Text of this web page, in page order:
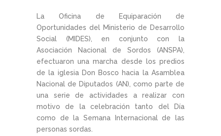
La Oficina de Equiparación de
Oportunidades del Ministerio de Desarrollo
Social (MIDES), en conjunto con la
Asociación Nacional de Sordos (ANSPA),
efectuaron una marcha desde los predios
de la iglesia Don Bosco hacia la Asamblea
Nacional de Diputados (AN), como parte de
una serie de actividades a realizar con
motivo de la celebración tanto del Día
como de la Semana Internacional de las
personas sordas.